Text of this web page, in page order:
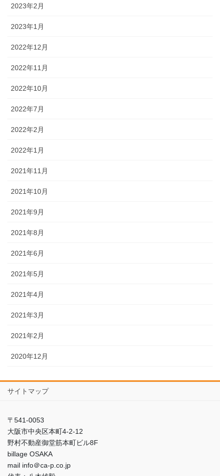
2023年2月
2023年1月
2022年12月
2022年11月
2022年10月
2022年7月
2022年2月
2022年1月
2021年11月
2021年10月
2021年9月
2021年8月
2021年6月
2021年5月
2021年4月
2021年3月
2021年2月
2020年12月
サイトマップ
〒541-0053
大阪市中央区本町4-2-12
野村不動産御堂筋本町ビル8F
billage OSAKA
mail info＠ca-p.co.jp